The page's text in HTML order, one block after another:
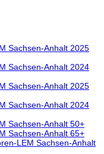
Sachsen-Anhalt 2025
Sachsen-Anhalt 2024
Sachsen-Anhalt 2025
Sachsen-Anhalt 2024
Sachsen-Anhalt 50+
Sachsen-Anhalt 65+
LEM Sachsen-Anhalt